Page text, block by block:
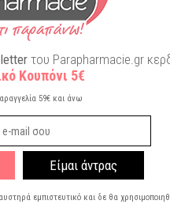
του Parapharmacie.gr
Κουπόνι 5€
59€ και άνω
Είμαι άντρας
εμπιστευτικό και δε θα